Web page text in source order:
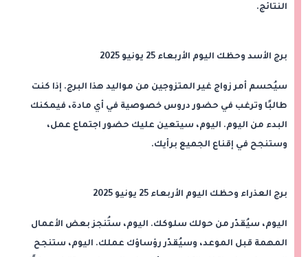
النتائج.
برج الأسد وحظك اليوم الأربعاء 25 يونيو 2025
سيُحسم أمر زواج غير المتزوجين من مواليد هذا البرج. إذا كنت
طالبًا وترغب في حضور دروس خصوصية في أي مادة، فيمكنك
البدء من اليوم. اليوم، سيتعين عليك حضور اجتماع عمل،
وستنجح في إقناع الجميع برأيك.
برج العذراء وحظك اليوم الأربعاء 25 يونيو 2025
اليوم، سيُقدّر من حولك سلوكك. اليوم، ستُنجز بعض الأعمال
المهمة قبل الموعد، وسيُقدّر رؤساؤك عملك. اليوم، ستنجح